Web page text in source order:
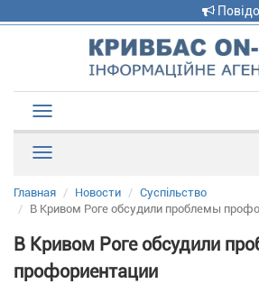
Главная Новости
Суспільство
В Кривом Роге обсудили проблемы
В Кривом Роге обсудили
профориентации